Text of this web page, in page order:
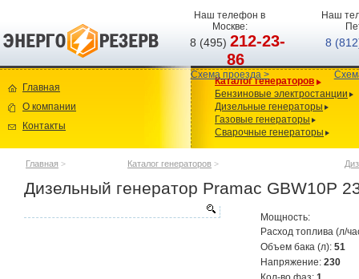
Наш телефон в
Москве:
8 (495)212-23-
86
Схема проезда >
Наш
8
Главная
О компании
Контакты
Каталог генераторов
Бензиновые электростанции
Дизельные генераторы
Газовые генераторы
Сварочные генераторы
Главная > Каталог генераторов >
Дизельный генератор Pramac GBW10P
Мощность:
Расход топлива (л/
Объем бака (л): 51
Напряжение: 230